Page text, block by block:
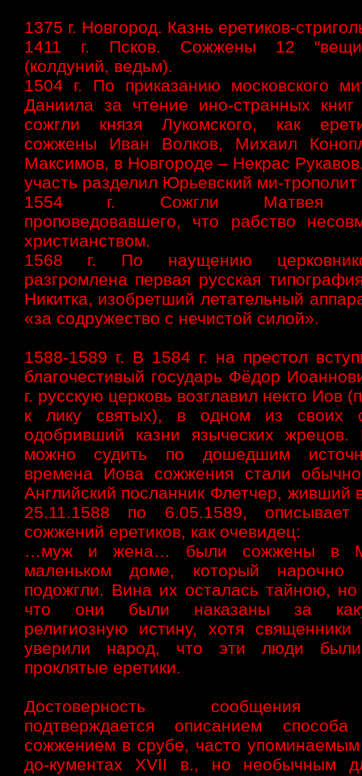
1375 г. Новгород. Казнь еретиков-
1411 г. Псков. Сожжены 12
(колдуний, ведьм).
1504 г. По приказанию московского
Даниила за чтение ино-странных
сожгли князя Лукомского, как
сожжены Иван Волков, Михаил
Максимов, в Новгороде – Некрас
участь разделил Юрьевский ми-
1554 г. Сожгли Матвея
проповедовавшего, что рабство
христианством.
1568 г. По наущению
разгромлена первая русская
Никитка, изобретший летательный
«за содружество с нечистой силой».
1588-1589 г. В 1584 г. на престол
благочестивый государь Фёдор
г. русскую церковь возглавил некто Иов
к лику святых), в одном из своих
одобривший казни языческих жрецов.
можно судить по дошедшим
времена Иова сожжения стали
Английский посланник Флетчер, живший
25.11.1588 по 6.05.1589,
сожжений еретиков, как очевидец:
…муж и жена… были сожжены в
маленьком доме, который нарочно
подожгли. Вина их осталась тайною, но
что они были наказаны за
религиозную истину, хотя
уверили народ, что эти люди
проклятые еретики.
Достоверность сообщения
подтверждается описанием
сожжением в срубе, часто упоминаемым
до-кументах XVII в., но необычным